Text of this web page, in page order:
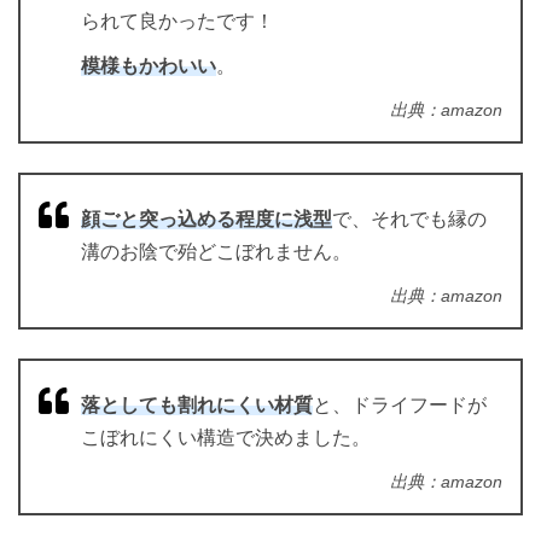
られて良かったです！
模様もかわいい。
出典：amazon
顔ごと突っ込める程度に浅型で、それでも縁の
溝のお陰で殆どこぼれません。
出典：amazon
落としても割れにくい材質と、ドライフードが
こぼれにくい構造で決めました。
出典：amazon